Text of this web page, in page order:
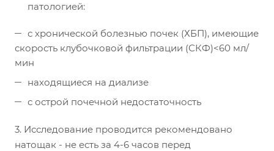
патологией:
с хронической болезнью почек (ХБП), имеющие
скорость клубочковой фильтрации (СКФ)<60 мл/
мин
находящиеся на диализе
с острой почечной недостаточность
3. Исследование проводится рекомендовано
натощак - не есть за 4-6 часов перед